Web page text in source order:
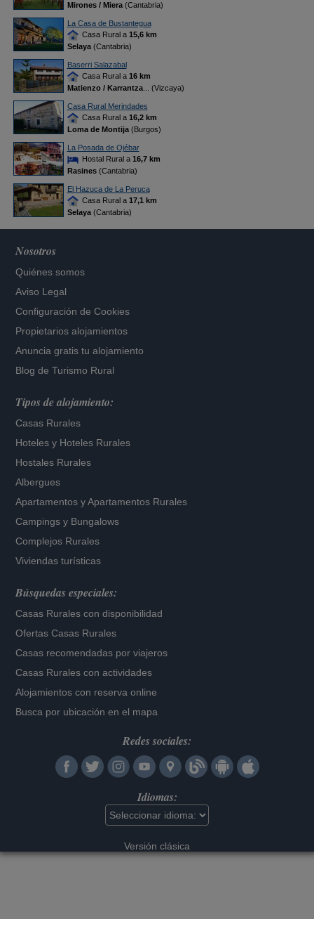
Mirones / Miera(Cantabria)
La Casa de Bustantegua
Casa Rural a 15,6 km
Selaya(Cantabria)
Baserri Salazabal
Casa Rural a 16 km
Matienzo / Karrantza... (Vizcaya)
Casa Rural Merindades
Casa Rural a 16,2 km
Loma de Montija(Burgos)
La Posada de Ojébar
Hostal Rural a 16,7 km
Rasines(Cantabria)
El Hazuca de La Peruca
Casa Rural a 17,1 km
Selaya(Cantabria)
Nosotros
Quiénes somos
Aviso Legal
Configuración de Cookies
Propietarios alojamientos
Anuncia gratis tu alojamiento
Blog de Turismo Rural
Tipos de alojamiento:
Casas Rurales
Hoteles y Hoteles Rurales
Hostales Rurales
Albergues
Apartamentos yApartamentos Rurales
Campings y Bungalows
Complejos Rurales
Viviendas turísticas
Búsquedas especiales:
Casas Rurales con disponibilidad
Ofertas Casas Rurales
Casas recomendadas por viajeros
Casas Rurales con actividades
Alojamientos con reserva online
Busca por ubicación en el mapa
Redes sociales:
Idiomas:
Versión clásica